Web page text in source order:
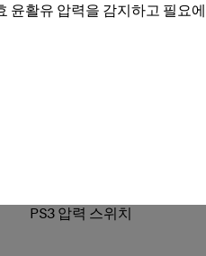
윤활유 압력을 감지하고 필요